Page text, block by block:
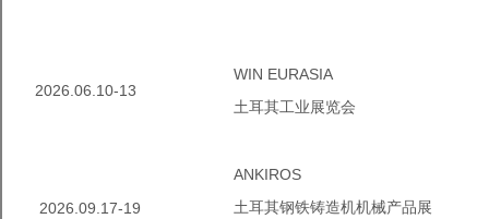
2026.06.10-13
WINEURASIA
土耳其工业展览会
2026.09.17-19
ANKIROS
土耳其钢铁铸造机机械产品展